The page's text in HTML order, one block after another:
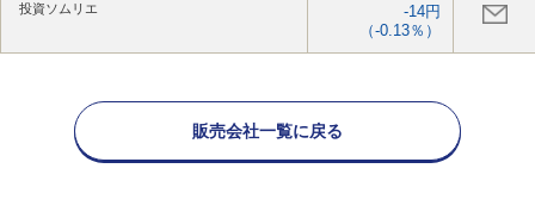
投資ソムリエ
-14円
（-0.13％）
販売会社一覧に戻る